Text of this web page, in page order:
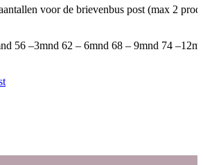
voor de brievenbus post (max 2
56 –3mnd 62 – 6mnd 68 – 9mnd 74